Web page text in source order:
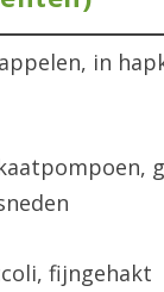
in
fijngehakt